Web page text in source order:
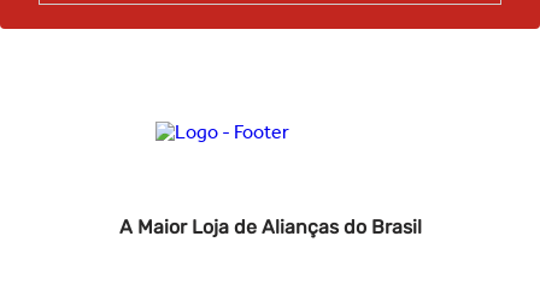
A Maior Loja de Alianças do Brasil